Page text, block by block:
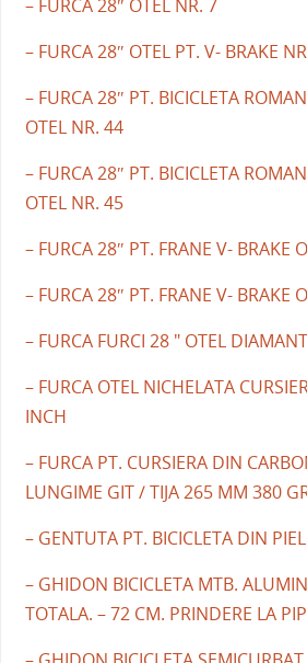
– FURCA 28″ OTEL NR. 7
– FURCA 28″ OTEL PT. V- BRAKE
– FURCA 28″ PT. BICICLETA
OTEL NR. 44
– FURCA 28″ PT. BICICLETA
OTEL NR. 45
– FURCA 28″ PT. FRANE V- BRAKE
– FURCA 28″ PT. FRANE V- BRAKE
– FURCA FURCI 28 " OTEL
– FURCA OTEL NICHELATA
INCH
– FURCA PT. CURSIERA DIN
LUNGIME GIT / TIJA 265 MM 380
– GENTUTA PT. BICICLETA DIN
– GHIDON BICICLETA MTB.
TOTALA. – 72 CM. PRINDERE LA